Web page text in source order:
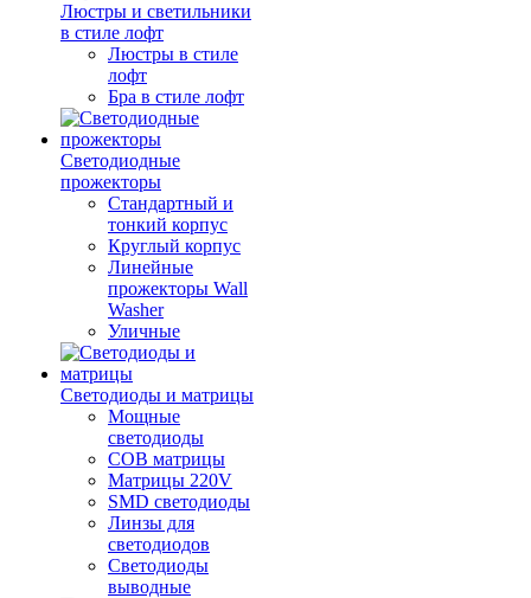
Люстры и светильники
в стиле лофт
Люстры в стиле
лофт
Бра в стиле лофт
Светодиодные
прожекторы
Стандартный и
тонкий корпус
Круглый корпус
Линейные
прожекторы Wall
Washer
Уличные
Светодиоды и матрицы
Мощные
светодиоды
COB матрицы
Матрицы 220V
SMD светодиоды
Линзы для
светодиодов
Светодиоды
выводные